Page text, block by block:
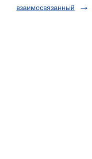
взаимосвязанный